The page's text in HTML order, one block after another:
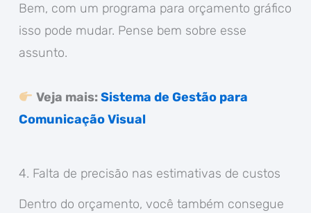
Bem, com um programa para orçamento gráfico
isso pode mudar. Pense bem sobre esse
assunto.
Veja mais:Sistema de Gestão para
Comunicação Visual
4. Falta de precisão nas estimativas de custos
Dentro do orçamento, você também consegue